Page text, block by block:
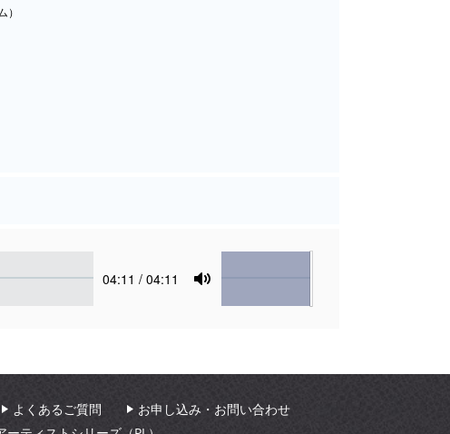
）
Current
04:11 / 04:11
Mute
Volume
よくあるご質問
お申し込み・お問い合わせ